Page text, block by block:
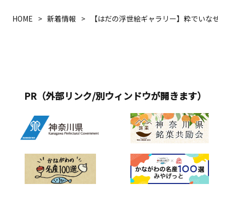
HOME 新着情報 【はだの浮世絵ギャラリー】粋でいなせな
PR（外部リンク/別ウィンドウが開きます）